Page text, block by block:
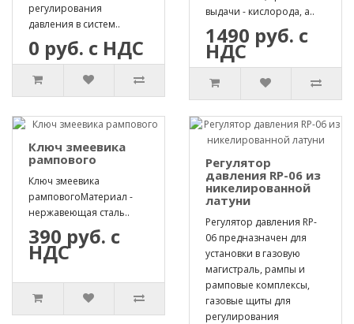
регулирования
давления в систем..
0 руб. с НДС
выдачи - кислорода, а..
1490 руб. с
НДС
Ключ змеевика
рампового
Ключ змеевика
рамповогоМатериал -
нержавеющая сталь..
390 руб. с
НДС
Регулятор
давления RP-06 из
никелированной
латуни
Регулятор давления RP-
06 предназначен для
установки в газовую
магистраль, рампы и
рамповые комплексы,
газовые щиты для
регулирования